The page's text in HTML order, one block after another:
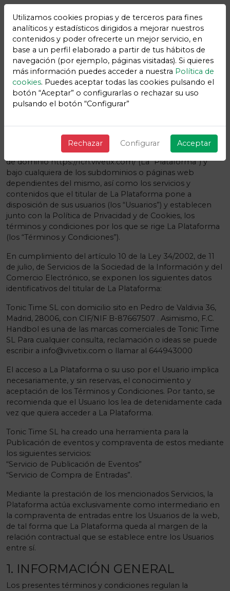
TÉRMINOS Y
CONDICIONESF.C. Handbol
1. INFORMACIÓN GENERAL
Los presentes términos y condiciones regulan la
utilización y el acceso de la web, alojada bajo el nombre
de dominio https://fch.vivetix.com/ (La “Plataforma”) y
bajo cualquiera de los subdominios o páginas web
dependientes del mismo, así como los servicios y
contenidos que el titular de La Plataforma pone a
disposición de sus usuarios (los “Usuarios”) y establecen
junto con la Política de Privacidad y de Cookies, los
términos y condiciones por los que se rige La Plataforma
(los “Términos y Condiciones”).
En cumplimiento del artículo 10 de la Ley 34/2002, de 11
de julio, de Servicios de la Sociedad de la Información y del
Comercio Electrónico, se exponen los siguientes datos
identificativos del titular de La Plataforma:
Tonic Time SL con domicilio sito en Pedro de Valdivia 36,
Madrid, 28006, con CIF/NIF B-87667507 . Asimismo, F.C.
Handbol es una de las marcas comerciales de Tonic Time
SL Para cualquier consulta, reclamación o ideas se puede
escribir a info@vivetix.com o llamar al 644943000
El acceso a La Plataforma o su uso por el Usuario implica
necesariamente, y sin reservas, el conocimiento y
aceptación de los Términos y Condiciones. Por tanto, se
recomienda que el Usuario los lea de detenidamente cada
vez que quiera acceder a La Plataforma.
Tonic Time SL ha creado una herramienta para la
Publicación de eventos y compraventa de estos mediante
los siguientes servicios:
“Servicio de Publicación de Eventos”
“Servicio de Compra de Entradas”.
Mediante la prestación de los mencionados Servicios, la
Plataforma actúa exclusivamente como intermediario en
la compraventa de entradas entre los Usuarios de la web,
de tal forma que La Plataforma queda al margen de la
relación contractual que se establece entre los Usuarios
entre sí.
1. INFORMACIÓN GENERAL
Los presentes términos y condiciones regulan la
Utilizamos cookies propias y de terceros para fines
analíticos y estadísticos dirigidos a mejorar nuestros
contenidos y poder ofrecerte un mejor servicio, en
base a un perfil elaborado a partir de tus hábitos de
navegación (por ejemplo, páginas visitadas). Si quieres
más información puedes acceder a nuestra Política de
cookies. Puedes aceptar todas las cookies pulsando el
botón “Aceptar” o configurarlas o rechazar su uso
pulsando el botón “Configurar”
Rechazar Configurar Acceptar